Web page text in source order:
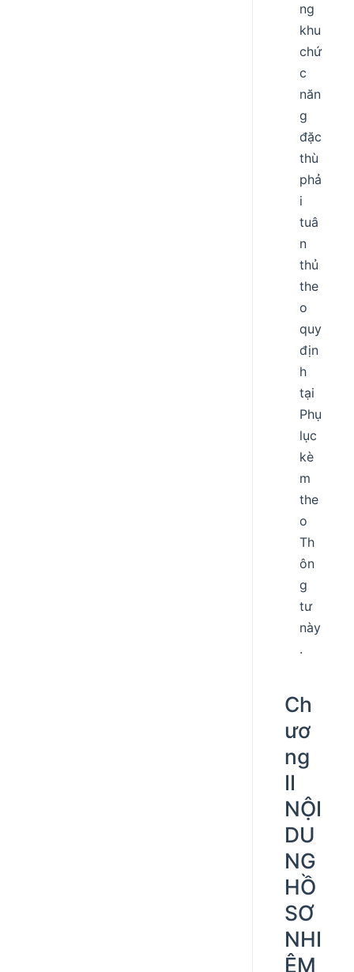
ng
khu
chứ
c
năn
g
đặc
thù
phả
i
tuâ
n
thủ
the
o
quy
địn
h
tại
Phụ
lục
kè
m
the
o
Th
ôn
g
tư
này
.
Ch
ươ
ng
II
NỘI
DU
NG
HỒ
SƠ
NHI
ỆM